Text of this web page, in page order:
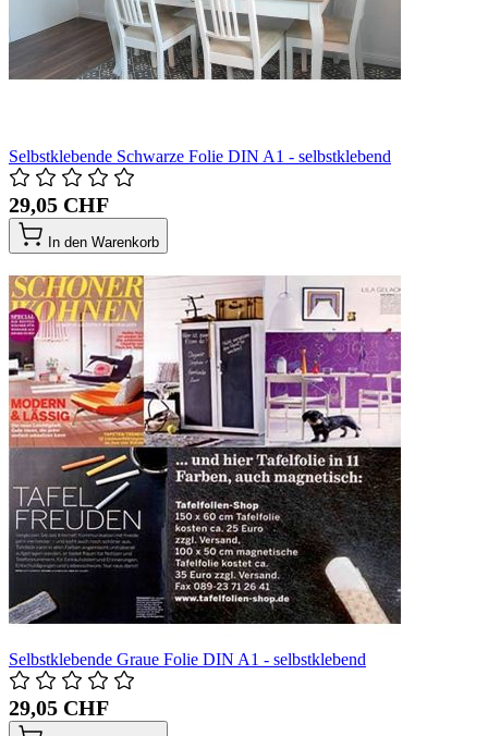
Selbstklebende Schwarze Folie DIN A1 - selbstklebend
29,05 CHF
In den Warenkorb
Selbstklebende Graue Folie DIN A1 - selbstklebend
29,05 CHF